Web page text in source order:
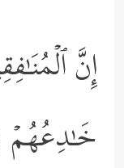
إِنَّ
خَـٰدِعُهُمۡ